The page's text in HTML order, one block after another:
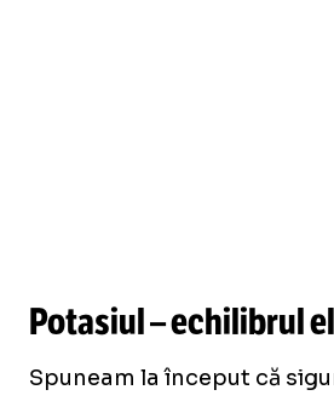
Potasiul – echilibrul
Spuneam la început că